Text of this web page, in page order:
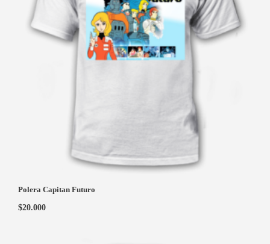
Polera Capitan Futuro
$20.000